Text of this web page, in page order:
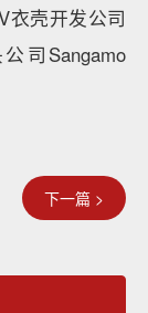
衣壳开发公司
司Sangamo
下一篇 >